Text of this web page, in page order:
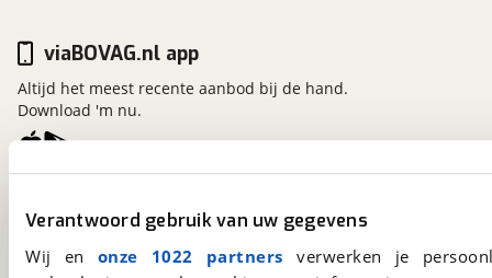
Verantwoord gebruik van uw gegevens
Wij en onze 1022 partners verwerken je
Kosterijland15
Een initiatief van
viaBOVAG.nl app
Altijd het meest recente aanbod bij de hand.
Download 'm nu.